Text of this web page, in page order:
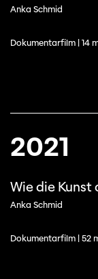
Anka Schmid
Dokumentarfilm | 14
2021
Wie die Kunst
Anka Schmid
Dokumentarfilm | 52